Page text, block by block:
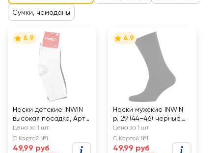
Сумки, чемоданы
4.9
Носки детские INWIN
высокая посадка, Арт.
BKSU-02-BW/НДБЧ,
2пары
Цена за 1 шт
С Картой №1
49,99 руб
4.9
Носки мужские INWIN
р. 29 (44–46) черные,
Арт. BMS06-01
Цена за 1 шт
С Картой №1
49,99 руб